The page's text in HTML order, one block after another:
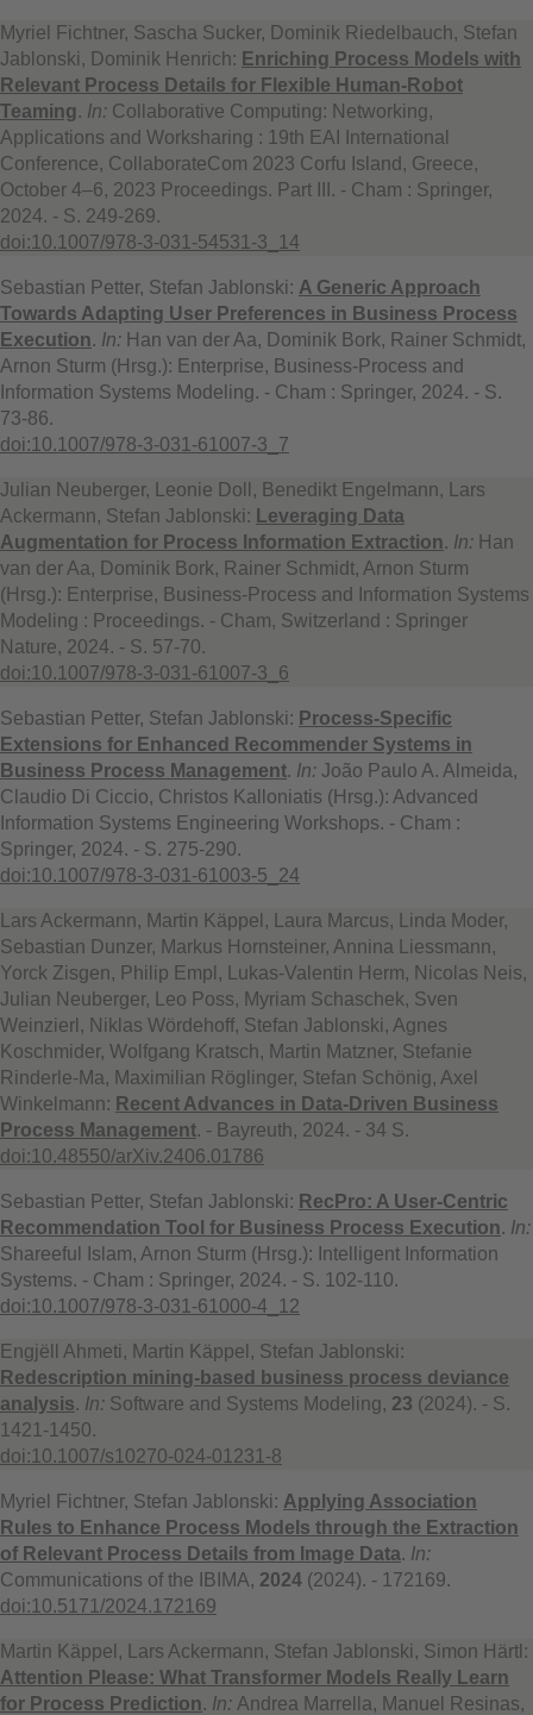
Myriel Fichtner, Sascha Sucker, Dominik Riedelbauch, Stefan
Jablonski, Dominik Henrich: Enriching Process Models with
Relevant Process Details for Flexible Human-Robot
Teaming. In: Collaborative Computing: Networking,
Applications and Worksharing : 19th EAI International
Conference, CollaborateCom 2023 Corfu Island, Greece,
October 4–6, 2023 Proceedings. Part III. - Cham : Springer,
2024. - S. 249-269.
doi:10.1007/978-3-031-54531-3_14
Sebastian Petter, Stefan Jablonski: A Generic Approach
Towards Adapting User Preferences in Business Process
Execution. In: Han van der Aa, Dominik Bork, Rainer Schmidt,
Arnon Sturm (Hrsg.): Enterprise, Business-Process and
Information Systems Modeling. - Cham : Springer, 2024. - S.
73-86.
doi:10.1007/978-3-031-61007-3_7
Julian Neuberger, Leonie Doll, Benedikt Engelmann, Lars
Ackermann, Stefan Jablonski: Leveraging Data
Augmentation for Process Information Extraction. In: Han
van der Aa, Dominik Bork, Rainer Schmidt, Arnon Sturm
(Hrsg.): Enterprise, Business-Process and Information Systems
Modeling : Proceedings. - Cham, Switzerland : Springer
Nature, 2024. - S. 57-70.
doi:10.1007/978-3-031-61007-3_6
Sebastian Petter, Stefan Jablonski: Process-Specific
Extensions for Enhanced Recommender Systems in
Business Process Management. In: João Paulo A. Almeida,
Claudio Di Ciccio, Christos Kalloniatis (Hrsg.): Advanced
Information Systems Engineering Workshops. - Cham :
Springer, 2024. - S. 275-290.
doi:10.1007/978-3-031-61003-5_24
Lars Ackermann, Martin Käppel, Laura Marcus, Linda Moder,
Sebastian Dunzer, Markus Hornsteiner, Annina Liessmann,
Yorck Zisgen, Philip Empl, Lukas-Valentin Herm, Nicolas Neis,
Julian Neuberger, Leo Poss, Myriam Schaschek, Sven
Weinzierl, Niklas Wördehoff, Stefan Jablonski, Agnes
Koschmider, Wolfgang Kratsch, Martin Matzner, Stefanie
Rinderle-Ma, Maximilian Röglinger, Stefan Schönig, Axel
Winkelmann: Recent Advances in Data-Driven Business
Process Management. - Bayreuth, 2024. - 34 S.
doi:10.48550/arXiv.2406.01786
Sebastian Petter, Stefan Jablonski: RecPro: A User-Centric
Recommendation Tool for Business Process Execution. In:
Shareeful Islam, Arnon Sturm (Hrsg.): Intelligent Information
Systems. - Cham : Springer, 2024. - S. 102-110.
doi:10.1007/978-3-031-61000-4_12
Engjëll Ahmeti, Martin Käppel, Stefan Jablonski:
Redescription mining-based business process deviance
analysis. In: Software and Systems Modeling, 23 (2024). - S.
1421-1450.
doi:10.1007/s10270-024-01231-8
Myriel Fichtner, Stefan Jablonski: Applying Association
Rules to Enhance Process Models through the Extraction
of Relevant Process Details from Image Data. In:
Communications of the IBIMA, 2024 (2024). - 172169.
doi:10.5171/2024.172169
Martin Käppel, Lars Ackermann, Stefan Jablonski, Simon Härtl:
Attention Please: What Transformer Models Really Learn
for Process Prediction. In: Andrea Marrella, Manuel Resinas,